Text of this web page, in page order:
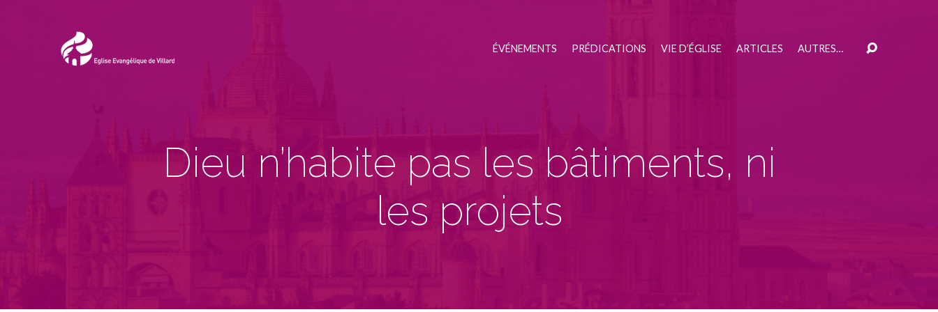
ÉVÉNEMENTS PRÉDICATIONS VIE D’ÉGLISE ARTICLES AUTRES…
Dieu n’habite pas les bâtiments, ni
les projets